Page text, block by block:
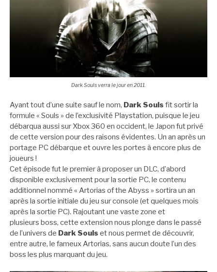
Dark Souls verra le jour en 2011.
Ayant tout d’une suite sauf le nom, Dark Souls fit sortir la
formule « Souls » de l’exclusivité Playstation, puisque le jeu
débarqua aussi sur Xbox 360 en occident, le Japon fut privé
de cette version pour des raisons évidentes. Un an après un
portage PC débarque et ouvre les portes à encore plus de
joueurs !
Cet épisode fut le premier à proposer un DLC, d’abord
disponible exclusivement pour la sortie PC, le contenu
additionnel nommé « Artorias of the Abyss » sortira un an
après la sortie initiale du jeu sur console (et quelques mois
après la sortie PC). Rajoutant une vaste zone et
plusieurs boss, cette extension nous plonge dans le passé
de l’univers de Dark Souls et nous permet de découvrir,
entre autre, le fameux Artorias, sans aucun doute l’un des
boss les plus marquant du jeu.